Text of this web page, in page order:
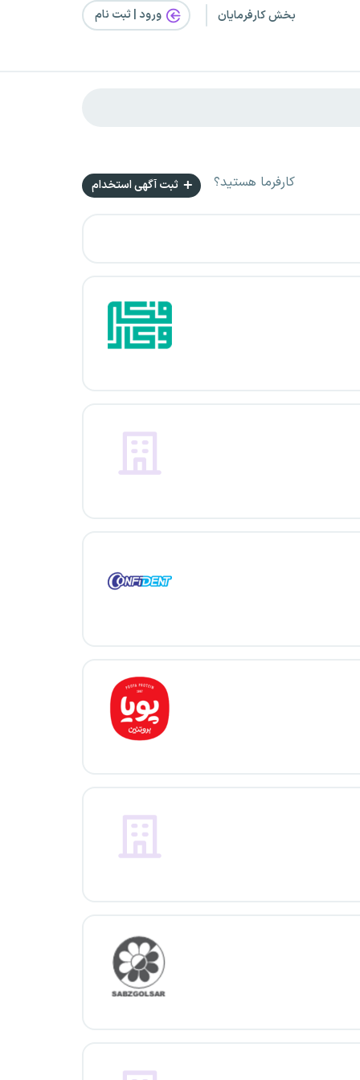
بخش کارفرمایان ورود | ثبت‌ نام
کارفرما هستید؟ ثبت آگهی استخدام